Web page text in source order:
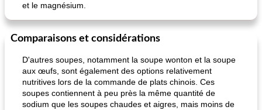
et le magnésium.
Comparaisons et considérations
D'autres soupes, notamment la soupe wonton et la soupe
aux œufs, sont également des options relativement
nutritives lors de la commande de plats chinois. Ces
soupes contiennent à peu près la même quantité de
sodium que les soupes chaudes et aigres, mais moins de